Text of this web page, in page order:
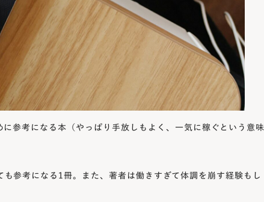
参考になる本（やっぱり手放しもよく、一気に稼ぐという意味
参考になる1冊。また、著者は働きすぎて体調を崩す経験もし